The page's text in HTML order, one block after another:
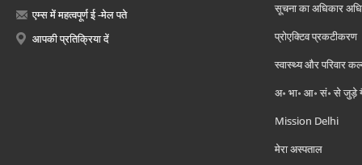
एम्स में महत्वपूर्ण ई -मेल पते
आपकी प्रतिक्रिया दें
सूचना का अधिकार
प्रोएक्टिव प्रकटीकरण
स्वास्थ्य और परिवार
अ॰ भा॰ आ॰ सं॰ से जुड़े
Mission Delhi
मेरा अस्पताल